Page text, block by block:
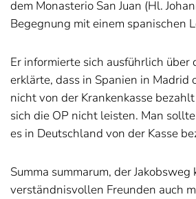
dem Monasterio San Juan (Hl.
Begegnung mit einem spanischen
Er informierte sich ausführlich über
erklärte, dass in Spanien in Madrid
nicht von der Krankenkasse
sich die OP nicht leisten. Man
es in Deutschland von der Kasse
Summa summarum, der Jakobsweg
verständnisvollen Freunden auch